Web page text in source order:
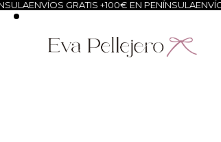
GRATIS +100€ EN PENÍNSULAENVÍOS GRATIS